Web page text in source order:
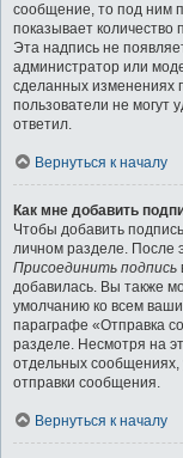
сообщение, то под ним
показывает количество
Эта надпись не
администратор или
сделанных изменениях
пользователи не могут
ответил.
Вернуться к началу
Как мне добавить
Чтобы добавить
личном разделе. После
Присоединить подпись
добавилась. Вы также
умолчанию ко всем
параграфе «Отправка
разделе. Несмотря на
отдельных
отправки сообщения.
Вернуться к началу